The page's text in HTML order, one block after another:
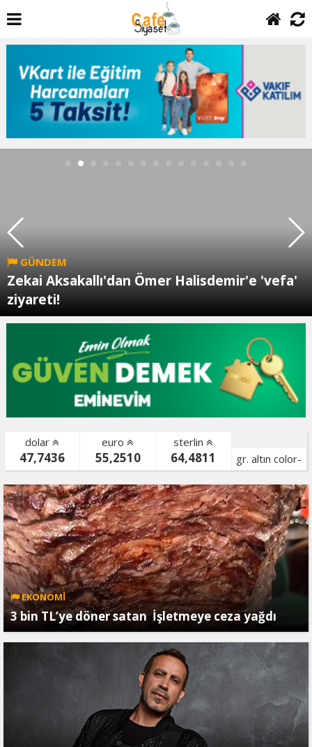
GÜNDEM
Zekai Aksakallı'dan Ömer Halisdemir'e 'vefa'
ziyareti!
dolar
47,7436
euro
55,2510
sterlin
64,4811
gr. altın color-
bist color-
EKONOMİ
3 bin TL’ye döner satan İşletmeye ceza yağdı